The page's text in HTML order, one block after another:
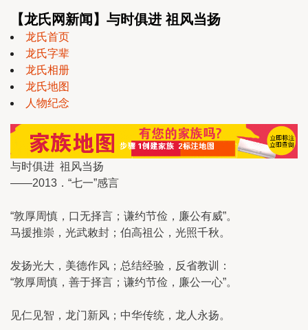
【龙氏网新闻】与时俱进 祖风当扬
龙氏首页
龙氏字辈
龙氏相册
龙氏地图
人物纪念
与时俱进 祖风当扬
——2013．“七一”感言
“敦厚周慎，口无择言；谦约节俭，廉公有威”。
马援推崇，光武敕封；伯高祖公，光照千秋。
发扬光大，美德作风；总结经验，反省教训：
“敦厚周慎，善于择言；谦约节俭，廉公一心”。
见仁见智，龙门新风；中华传统，龙人永扬。